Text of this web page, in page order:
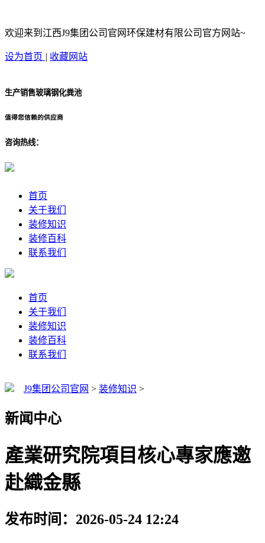
欢迎来到江西J9集团公司官网环保建材有限公司官方网站~
设为首页 | 收藏网站
生产销售玻璃钢化粪池
值得您信赖的供应商
咨询热线：
首页
关于我们
装修知识
装修百科
联系我们
首页
关于我们
装修知识
装修百科
联系我们
J9集团公司官网 > 装修知识 >
新闻中心
產業研究院項目核心專家應邀
赴織金縣
发布时间：2026-05-24 12:24